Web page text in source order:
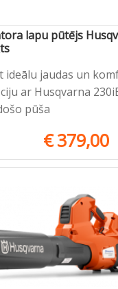
lapu pūtējs
ideālu jaudas un
ar Husqvarna
pūša
€379,00